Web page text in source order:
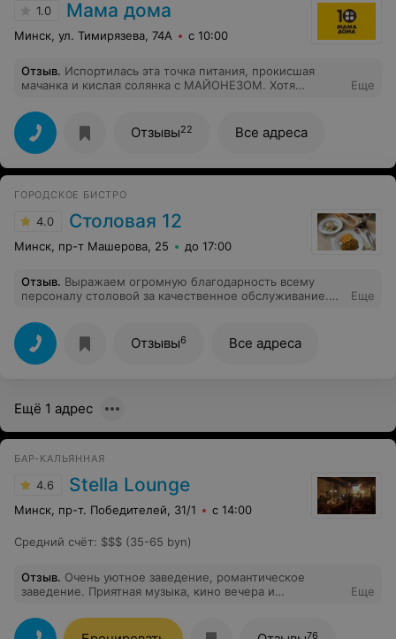
1.0 Мама дома
Минск, ул. Тимирязева, 74А с 10:00
Отзыв. Испортилась эта точка питания, прокисшая
мачанка и кислая солянка с МАЙОНЕЗОМ. Хотя
только Сметана 25% Видимо которая тоже скисла и
превратилась в майонез
Еще
Отзывы22 Все адреса
ГОРОДСКОЕ БИСТРО
4.0 Столовая 12
Минск, пр-т Машерова, 25 до 17:00
Отзыв. Выражаем огромную благодарность всему
персоналу столовой за качественное обслуживание.
разнообразная еда, все блюда свежие и сытные.
Спасибо поварам, было очень вкусно. И конечно же
хочется выразить благодарность официантам, очень
вежливые и внимательные. Спасибо большое и
работе Вашему коллективу.
Еще
Отзывы6 Все адреса
Ещё 1 адрес
БАР-КАЛЬЯННАЯ
4.6 Stella Lounge
Минск, пр-т. Победителей, 31/1 с 14:00
Средний счёт: $$$ (35-65 byn)
Отзыв. Очень уютное заведение, романтическое
заведение. Приятная музыка, кино вечера и
лучший персонал. Отдельное восхищение кальянным
мастерам
Еще
76